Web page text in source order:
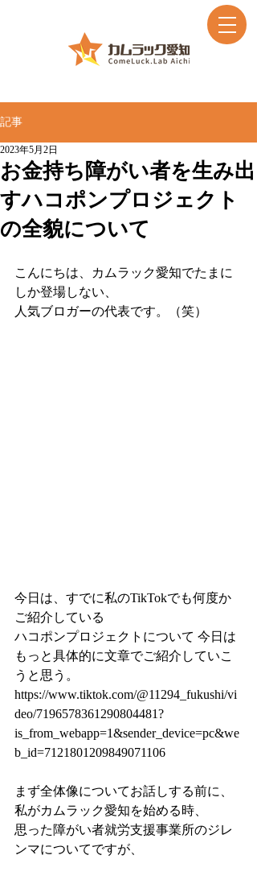
記事
お金持ち障がい者を生み出
すハコポンプロジェクト
の全貌について
2023年5月2日
こんにちは、カムラック愛知でたまに
しか登場しない、
人気ブロガーの代表です。（笑）
今日は、すでに私のTikTokでも何度か
ご紹介している
ハコポンプロジェクトについて 今日は
もっと具体的に文章でご紹介していこ
うと思う。
https://www.tiktok.com/@11294_fukushi/vi
deo/7196578361290804481?
is_from_webapp=1&sender_device=pc&we
b_id=7121801209849071106
まず全体像についてお話しする前に、
私がカムラック愛知を始める時、
思った障がい者就労支援事業所のジレ
ンマについてですが、